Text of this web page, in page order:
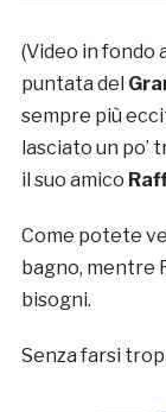
(Video in fondo
puntata del
sempre più
lasciato un po’
il suo amico
Come potete
bagno, mentre
bisogni.
Senza farsi